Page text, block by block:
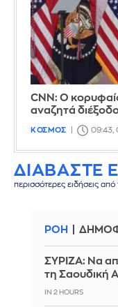
CNN: Ο
αναζητά
ΚΟΣΜΟΣ 09:43,
ΔΙΑΒΑΣΤΕ
περισσότερες ειδήσεις
ΡΟΗ
ΣΥΡΙΖΑ: Να
τη Σαουδική
IN 2 HOURS